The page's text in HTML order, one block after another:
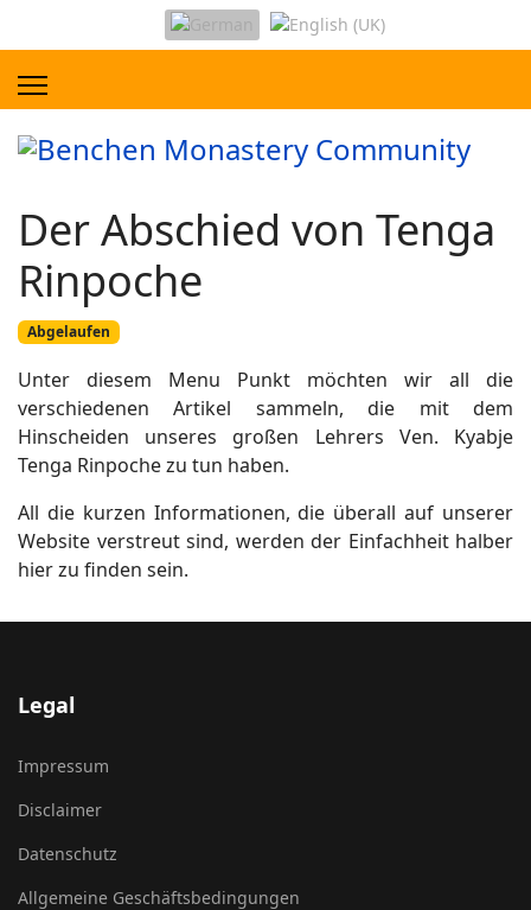
Der Abschied von Tenga
Rinpoche
Abgelaufen
Unter diesem Menu Punkt möchten wir all die
verschiedenen Artikel sammeln, die mit dem
Hinscheiden unseres großen Lehrers Ven. Kyabje
Tenga Rinpoche zu tun haben.
All die kurzen Informationen, die überall auf unserer
Website verstreut sind, werden der Einfachheit halber
hier zu finden sein.
Legal
Impressum
Disclaimer
Datenschutz
Allgemeine Geschäftsbedingungen